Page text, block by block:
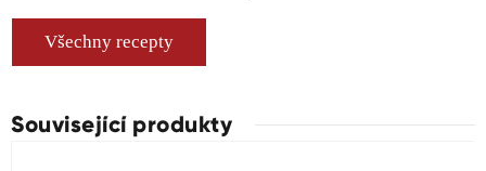
Související produkty
Všechny recepty